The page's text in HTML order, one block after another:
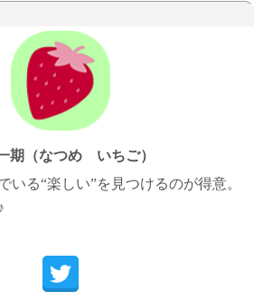
（なつめ いちご）
いる“楽しい”を見つけるのが得意。